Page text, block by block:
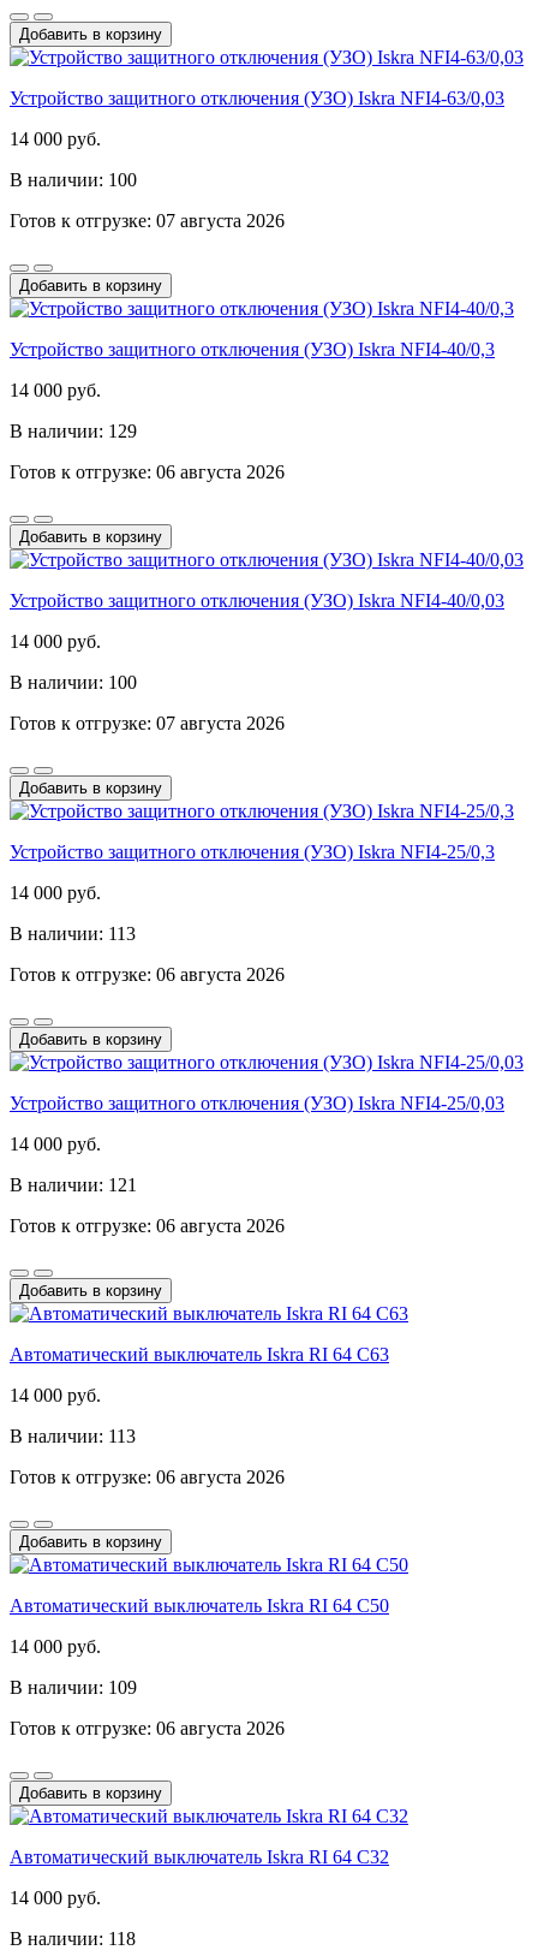
Добавить в корзину
Устройство защитного отключения (УЗО) Iskra NFI4-63/0,03
14 000 руб.
В наличии: 100
Готов к отгрузке: 07 августа 2026
Добавить в корзину
Устройство защитного отключения (УЗО) Iskra NFI4-40/0,3
14 000 руб.
В наличии: 129
Готов к отгрузке: 06 августа 2026
Добавить в корзину
Устройство защитного отключения (УЗО) Iskra NFI4-40/0,03
14 000 руб.
В наличии: 100
Готов к отгрузке: 07 августа 2026
Добавить в корзину
Устройство защитного отключения (УЗО) Iskra NFI4-25/0,3
14 000 руб.
В наличии: 113
Готов к отгрузке: 06 августа 2026
Добавить в корзину
Устройство защитного отключения (УЗО) Iskra NFI4-25/0,03
14 000 руб.
В наличии: 121
Готов к отгрузке: 06 августа 2026
Добавить в корзину
Автоматический выключатель Iskra RI 64 C63
14 000 руб.
В наличии: 113
Готов к отгрузке: 06 августа 2026
Добавить в корзину
Автоматический выключатель Iskra RI 64 C50
14 000 руб.
В наличии: 109
Готов к отгрузке: 06 августа 2026
Добавить в корзину
Автоматический выключатель Iskra RI 64 C32
14 000 руб.
В наличии: 118